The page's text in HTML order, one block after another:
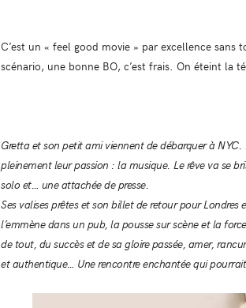
C’est un « feel good movie » par excellence
scénario, une bonne BO, c’est frais. On éteint la
Gretta et son petit ami viennent de débarquer à
pleinement leur passion : la musique. Le rêve va se
solo et… une attachée de presse.
Ses valises prêtes et son billet de retour pour
l’emmène dans un pub, la pousse sur scène et la
de tout, du succès et de sa gloire passée, amer,
et authentique… Une rencontre enchantée qui